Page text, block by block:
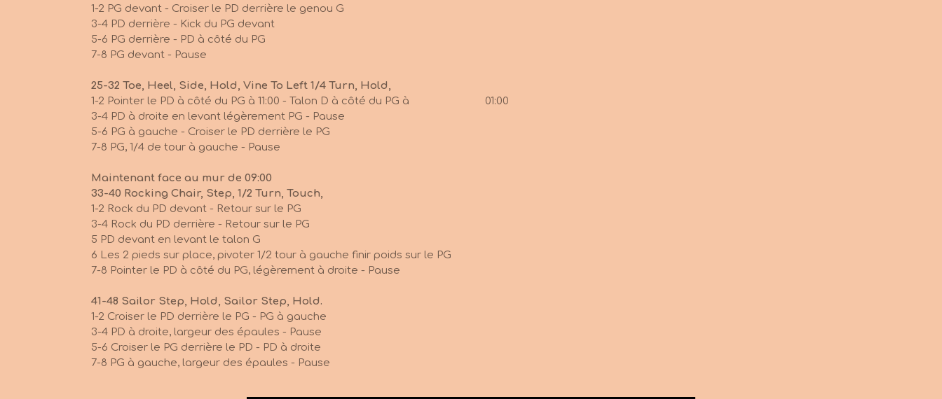
1-2 PG devant - Croiser le PD derrière le genou G
3-4 PD derrière - Kick du PG devant
5-6 PG derrière - PD à côté du PG
7-8 PG devant - Pause
25-32 Toe, Heel, Side, Hold, Vine To Left 1/4 Turn, Hold,
1-2 Pointer le PD à côté du PG à 11:00 - Talon D à côté du PG à 01:00
3-4 PD à droite en levant légèrement PG - Pause
5-6 PG à gauche - Croiser le PD derrière le PG
7-8 PG, 1/4 de tour à gauche - Pause
Maintenant face au mur de 09:00
33-40 Rocking Chair, Step, 1/2 Turn, Touch,
1-2 Rock du PD devant - Retour sur le PG
3-4 Rock du PD derrière - Retour sur le PG
5 PD devant en levant le talon G
6 Les 2 pieds sur place, pivoter 1/2 tour à gauche finir poids sur le PG
7-8 Pointer le PD à côté du PG, légèrement à droite - Pause
41-48 Sailor Step, Hold, Sailor Step, Hold.
1-2 Croiser le PD derrière le PG - PG à gauche
3-4 PD à droite, largeur des épaules - Pause
5-6 Croiser le PG derrière le PD - PD à droite
7-8 PG à gauche, largeur des épaules - Pause